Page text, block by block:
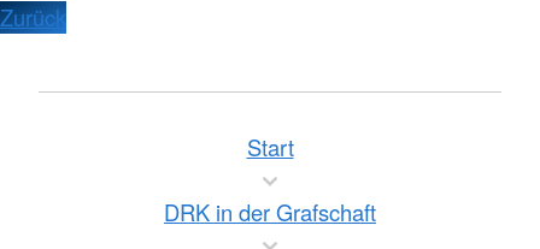
Zurück
Start
DRK in der Grafschaft